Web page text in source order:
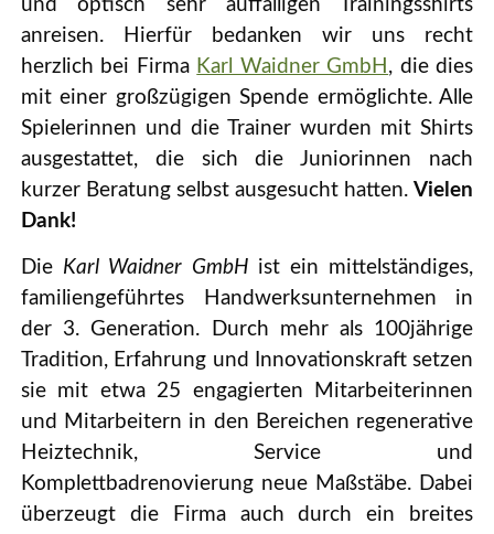
und optisch sehr auffälligen Trainingsshirts
anreisen. Hierfür bedanken wir uns recht
herzlich bei Firma Karl Waidner GmbH , die dies
mit einer großzügigen Spende ermöglichte. Alle
Spielerinnen und die Trainer wurden mit Shirts
ausgestattet, die sich die Juniorinnen nach
kurzer Beratung selbst ausgesucht hatten.Vielen
Dank!
Die Karl Waidner GmbHist ein mittelständiges,
familiengeführtes Handwerksunternehmen in
der 3. Generation. Durch mehr als 100jährige
Tradition, Erfahrung und Innovationskraft setzen
sie mit etwa 25 engagierten Mitarbeiterinnen
und Mitarbeitern in den Bereichen regenerative
Heiztechnik, Service und
Komplettbadrenovierung neue Maßstäbe. Dabei
überzeugt die Firma auch durch ein breites